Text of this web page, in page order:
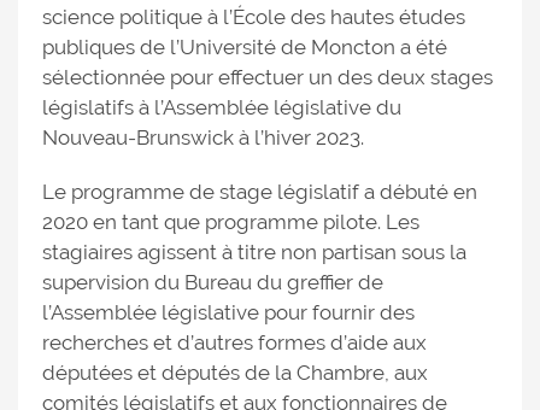
science politique à l’École des hautes études
publiques de l’Université de Moncton a été
sélectionnée pour effectuer un des deux stages
législatifs à l’Assemblée législative du
Nouveau-Brunswick à l’hiver 2023.
Le programme de stage législatif a débuté en
2020 en tant que programme pilote. Les
stagiaires agissent à titre non partisan sous la
supervision du Bureau du greffier de
l’Assemblée législative pour fournir des
recherches et d’autres formes d’aide aux
députées et députés de la Chambre, aux
comités législatifs et aux fonctionnaires de